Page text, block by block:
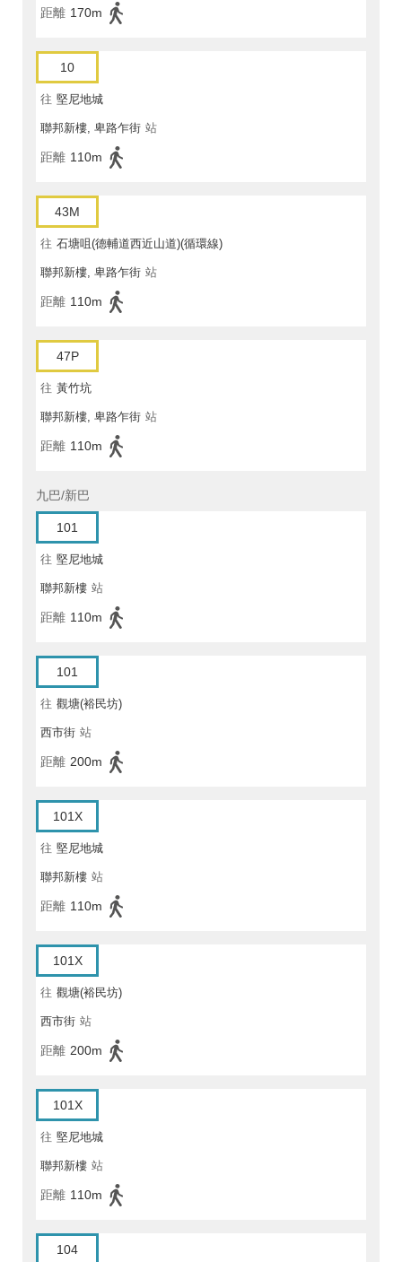
距離 170m
10
往 堅尼地城
聯邦新樓, 卑路乍街 站
距離 110m
43M
往 石塘咀(德輔道西近山道)(循環線)
聯邦新樓, 卑路乍街 站
距離 110m
47P
往 黃竹坑
聯邦新樓, 卑路乍街 站
距離 110m
九巴/新巴
101
往 堅尼地城
聯邦新樓 站
距離 110m
101
往 觀塘(裕民坊)
西市街 站
距離 200m
101X
往 堅尼地城
聯邦新樓 站
距離 110m
101X
往 觀塘(裕民坊)
西市街 站
距離 200m
101X
往 堅尼地城
聯邦新樓 站
距離 110m
104